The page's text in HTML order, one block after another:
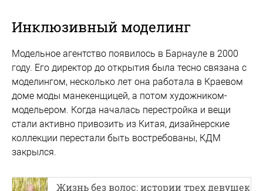
Инклюзивный моделинг
Модельное агентство появилось в Барнауле в 2000
году. Его директор до открытия была тесно связана с
моделингом, несколько лет она работала в Краевом
доме моды манекенщицей, а потом художником-
модельером. Когда началась перестройка и вещи
стали активно привозить из Китая, дизайнерские
коллекции перестали быть востребованы, КДМ
закрылся.
Жизнь без волос: истории трех девушек